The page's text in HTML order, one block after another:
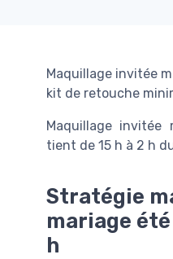
Maquillage invitée
kit de retouche
Maquillage
tient de 15 h à 2 h
Stratégie
mariage été
h